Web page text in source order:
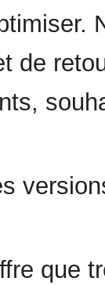
de
que